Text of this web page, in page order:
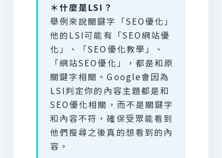
＊什麼是LSI？
舉例來說關鍵字「SEO優化」
他的LSI可能有「SEO網站優
化」、「SEO優化教學」、
「網站SEO優化」，都是和原
關鍵字相關。Google會因為
LSI判定你的內容主題都是和
SEO優化相關，而不是關鍵字
和內容不符，確保受眾能看到
他們搜尋之後真的想看到的內
容。